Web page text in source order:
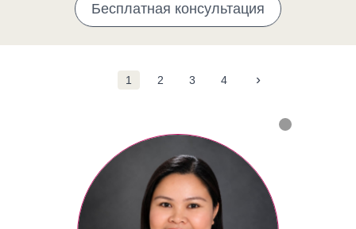
Бесплатная консультация
1 2 3 4 ›